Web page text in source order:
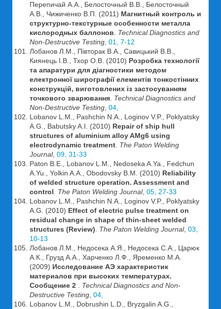
Перепичай А.А., Белосточный В.В., Белосточный
А.В., Чижиченко В.П. (2011) Магнитный контроль и
структурно-текстурные особенности металла
кислородных баллонов
Technical Diagnostics and
Non-Destructive Testing 01, 7-12
Лобанов Л.М., Півторак В.А., Савицький В.В.,
Киянець І.В., Тхор О.В. (2010) Розробка технології
та апаратури для діагностики методом
електронної ширографії елементів тонкостінних
конструкцій, виготовлених із застосуванням
точкового зварювання Technical Diagnostics and
Non-Destructive Testing 04,
Lobanov L.M., Pashchin N.A., Loginov V.P., Poklyatsky
A.G., Babutsky A.I. (2010) Repair of ship hull
structures of aluminium alloy AMg6 using
electrodynamic treatment The Paton Welding
Journal, 09, 31-33
Paton B.E., Lobanov L.M., Nedoseka A.Ya., Fedchun
A.Yu., Yolkin A.A., Obodovsky B.M. (2010) Reliability
of welded structure operation. Assessment and
control
The Paton Welding Journal, 05, 27-33
Lobanov L.M., Pashchin N.A., Loginov V.P., Poklyatsky
A.G. (2010) Effect of electric pulse treatment on
residual change in shape of thin-sheet welded
structures (Review)
The Paton Welding Journal, 03,
10-13
Лобанов Л.М., Недосека А.Я., Недосека С.А., Царюк
А.К., Грузд А.А., Харченко Л.Ф., Яременко М.А.
(2009) Исследование АЭ характеристик
материалов при высоких температурах.
Сообщение 2
Technical Diagnostics and Non-
Destructive Testing 04,
Lobanov L.M., Dobrushin L.D., Bryzgalin A.G.,